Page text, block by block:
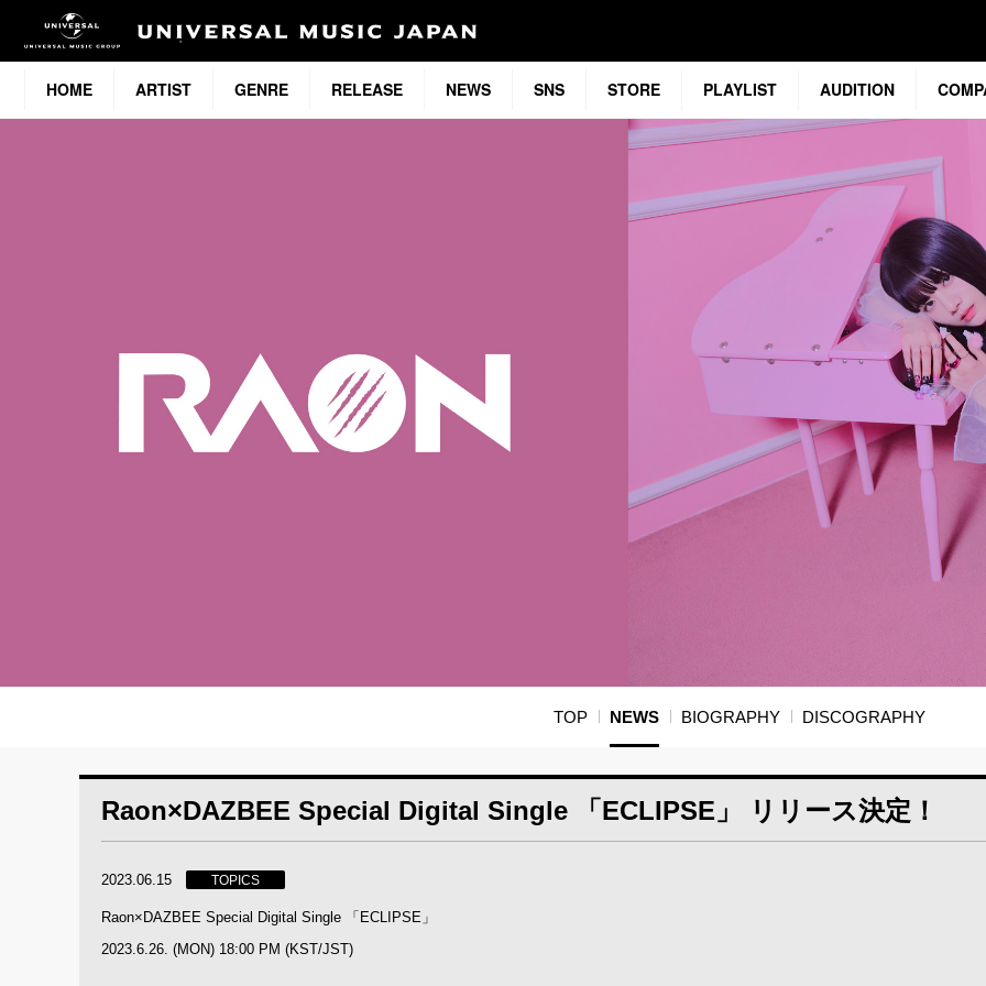
HOME ARTIST GENRE RELEASE NEWS SNS STORE PLAYLIST AUDITION
TOP NEWS BIOGRAPHY DISCOGRAPHY
Raon×DAZBEE Special Digital Single 「ECLIPSE」 リリース決定！
2023.06.15 TOPICS
Raon×DAZBEE Special Digital Single 「ECLIPSE」
2023.6.26. (MON) 18:00 PM (KST/JST)